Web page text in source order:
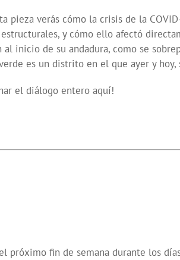
pieza verás cómo la crisis de la
y cómo ello afectó
al inicio de su andadura, como se
es un distrito en el que ayer y
el diálogo entero aquí!
próximo fin de semana durante los